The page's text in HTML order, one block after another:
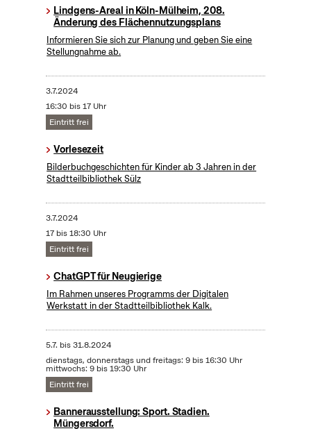
Lindgens-Areal in Köln-Mülheim, 208.
Änderung des Flächennutzungsplans
Informieren Sie sich zur Planung und geben Sie eine
Stellungnahme ab.
3.7.2024
16:30 bis 17 Uhr
Eintritt frei
Vorlesezeit
Bilderbuchgeschichten für Kinder ab 3 Jahren in der
Stadtteilbibliothek Sülz
3.7.2024
17 bis 18:30 Uhr
Eintritt frei
ChatGPT für Neugierige
Im Rahmen unseres Programms der Digitalen
Werkstatt in der Stadtteilbibliothek Kalk.
5.7. bis31.8.2024
dienstags, donnerstags und freitags: 9 bis 16:30 Uhr
mittwochs: 9 bis 19:30 Uhr
Eintritt frei
Bannerausstellung: Sport. Stadien.
Müngersdorf.